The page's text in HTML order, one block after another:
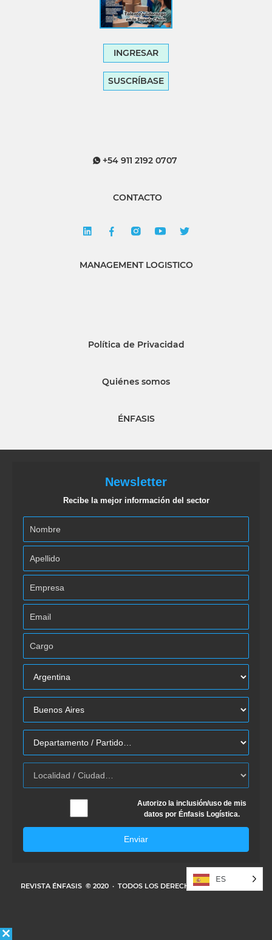
INGRESAR
SUSCRÍBASE
+54 911 2192 0707
CONTACTO
MANAGEMENT LOGISTICO
Política de Privacidad
Quiénes somos
ÉNFASIS
Newsletter
Recibe la mejor información del sector
Autorizo la inclusión/uso de mis
datos por Énfasis Logística.
Enviar
REVISTA ÉNFASIS © 2020 · TODOS LOS DERECHOS RESERVADOS
ES